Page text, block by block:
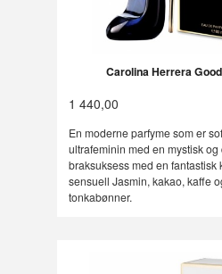
Carolina Herrera
1 440,00
En moderne parfyme som er
ultrafeminin med en mystisk og
braksuksess med en fantastisk
sensuell Jasmin, kakao, kaffe
tonkabønner.